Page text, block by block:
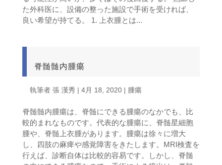
た外科医に、設備の整った施設で手術を受ければ、
良い希望が持てる。 1. 上衣腫とは...
脊髄髄内腫瘍
執筆者 張 漢秀 | 4月 18, 2020| 腫瘍
脊髄髄内腫瘍は、脊髄にできる腫瘍のなかでも、比
較的まれなものです。代表的な腫瘍に、脊髄星細胞
腫や、脊髄上衣腫があります。腫瘍は徐々に増大
し、四肢の麻痺や感覚障害をきたします。MRI検査を
行えば、診断自体は比較的容易です。しかし、脊髄